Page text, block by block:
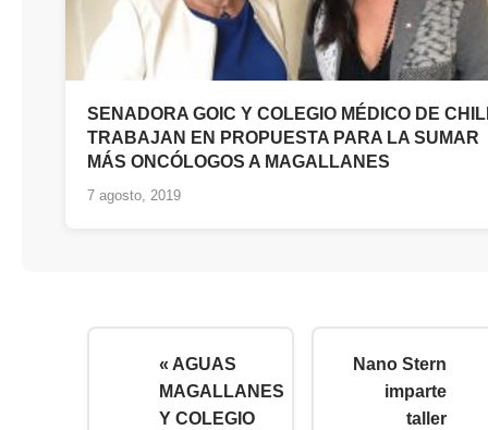
SENADORA GOIC Y COLEGIO MÉDICO DE
TRABAJAN EN PROPUESTA PARA LA SUMAR
MÁS ONCÓLOGOS A MAGALLANES
7 agosto, 2019
« AGUAS
MAGALLANES
Y COLEGIO
Nano Stern
imparte
taller